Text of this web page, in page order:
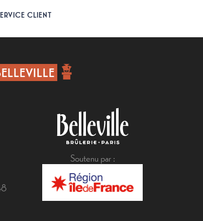
CLIENT
Soutenu par :